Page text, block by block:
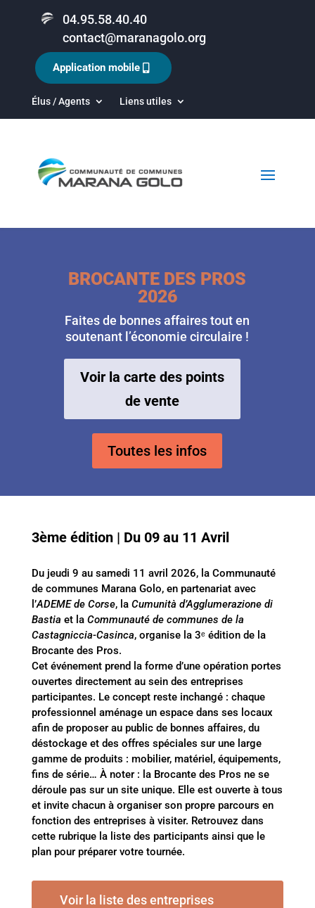
04.95.58.40.40
contact@maranagolo.org
Élus / Agents Liens utiles
Application mobile
BROCANTE DES PROS
2026
Faites de bonnes affaires tout en
soutenant l’économie circulaire !
Voir la carte des points
de vente
Toutes les infos
3ème édition | Du 09 au 11 Avril
Du jeudi 9 au samedi 11 avril 2026, la Communauté
de communes Marana Golo, en partenariat avec
l’ADEME de Corse, la Cumunità d’Agglumerazione di
Bastia et la Communauté de communes de la
Castagniccia-Casinca, organise la 3ᵉ édition de la
Brocante des Pros.
Cet événement prend la forme d’une opération portes
ouvertes directement au sein des entreprises
participantes. Le concept reste inchangé : chaque
professionnel aménage un espace dans ses locaux
afin de proposer au public de bonnes affaires, du
déstockage et des offres spéciales sur une large
gamme de produits : mobilier, matériel, équipements,
fins de série… À noter : la Brocante des Pros ne se
déroule pas sur un site unique. Elle est ouverte à tous
et invite chacun à organiser son propre parcours en
fonction des entreprises à visiter. Retrouvez dans
cette rubrique la liste des participants ainsi que le
plan pour préparer votre tournée.
Voir la liste des entreprises